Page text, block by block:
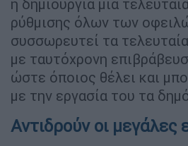
η δημιουργία μια
ρύθμισης όλων των
συσσωρευτεί τα
με ταυτόχρονη
ώστε όποιος θέλει και
με την εργασία του τα
Αντιδρούν οι μεγάλες